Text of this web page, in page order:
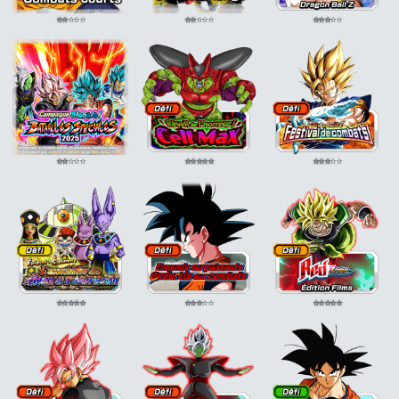
+15% si ATT SP
Guerrier doré
DEF Adv. -5%
Guerrier doréKI +1
DEF Adv. -10%
+15% si ATT SP
Guerrier doré
Guerrier doréKI +1
DEF Adv. -10%
+15% si ATT SP
Guerrier doré
DEF Adv. -5%
Guerrier doréKI +1
DEF Adv. -10%
⭐⭐⭐⭐⭐ ⭐⭐⭐⭐⭐ ⭐⭐⭐⭐⭐
⭐⭐⭐⭐⭐ ⭐⭐⭐⭐⭐ ⭐⭐⭐⭐⭐
⭐⭐⭐⭐⭐ ⭐⭐⭐⭐⭐ ⭐⭐⭐⭐⭐